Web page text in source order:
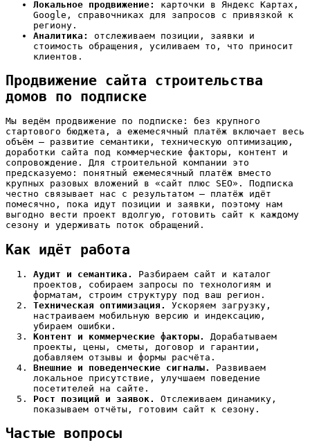
Локальное продвижение:
карточки в Яндекс Картах,
Google, справочниках для запросов с привязкой к
региону.
Аналитика:
отслеживаем позиции, заявки и
стоимость обращения, усиливаем то, что приносит
клиентов.
Продвижение сайта строительства
домов по подписке
Мы ведём продвижение по подписке: без крупного
стартового бюджета, а ежемесячный платёж включает весь
объём — развитие семантики, техническую оптимизацию,
доработки сайта под коммерческие факторы, контент и
сопровождение. Для строительной компании это
предсказуемо: понятный ежемесячный платёж вместо
крупных разовых вложений в «сайт плюс SEO». Подписка
честно связывает нас с результатом — платёж идёт
помесячно, пока идут позиции и заявки, поэтому нам
выгодно вести проект вдолгую, готовить сайт к каждому
сезону и удерживать поток обращений.
Как идёт работа
Аудит и семантика.
Разбираем сайт и каталог
проектов, собираем запросы по технологиям и
форматам, строим структуру под ваш регион.
Техническая оптимизация.
Ускоряем загрузку,
настраиваем мобильную версию и индексацию,
убираем ошибки.
Контент и коммерческие факторы.
Дорабатываем
проекты, цены, сметы, договор и гарантии,
добавляем отзывы и формы расчёта.
Внешние и поведенческие сигналы.
Развиваем
локальное присутствие, улучшаем поведение
посетителей на сайте.
Рост позиций и заявок.
Отслеживаем динамику,
показываем отчёты, готовим сайт к сезону.
Частые вопросы